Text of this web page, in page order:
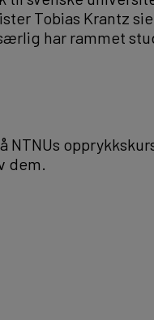
Tobias Krantz
har rammet
NTNUs
dem.